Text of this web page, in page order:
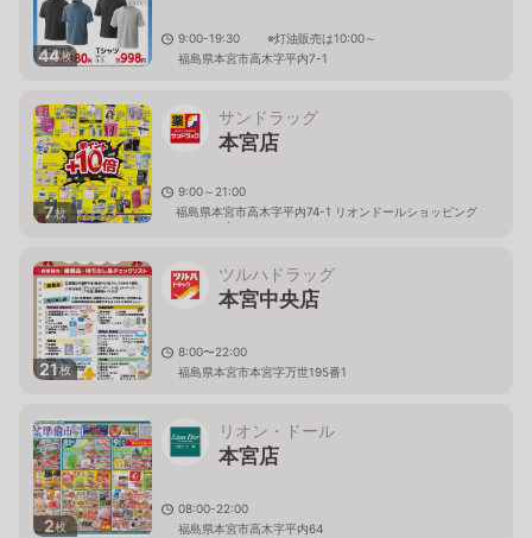
44枚
9:00-19:30 ※灯油販売は10:00～
福島県本宮市高木字平内7-1
7枚
サンドラッグ
本宮店
9:00～21:00
福島県本宮市高木字平内74-1 リオンドールショッピング
センター内
21枚
ツルハドラッグ
本宮中央店
8:00〜22:00
福島県本宮市本宮字万世195番1
2枚
リオン・ドール
本宮店
08:00-22:00
福島県本宮市高木字平内64